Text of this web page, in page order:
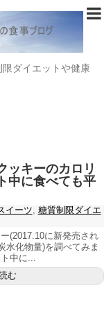
ダイエットや健康
ッキーのカロリ
中に食べても平
イーツ, 糖質制限ダイエ
(2017.10に新発売され
水化物量)を調べてみま
中に...
む